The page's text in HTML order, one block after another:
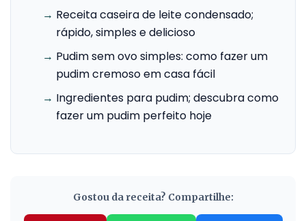
→ Receita caseira de leite condensado;
rápido, simples e delicioso
→ Pudim sem ovo simples: como fazer um
pudim cremoso em casa fácil
→ Ingredientes para pudim; descubra como
fazer um pudim perfeito hoje
Gostou da receita? Compartilhe: